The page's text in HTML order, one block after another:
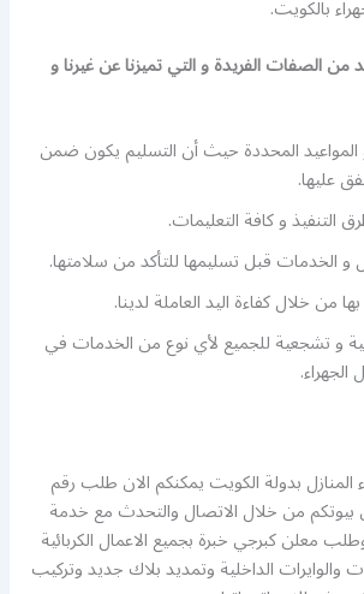
بالكويت.
الصفات الفريدة و التي تميزنا عن غيرنا و
و المواعيد المحددة حيث أن التسليم يكون ضمن
عليها.
التنفيذ و كافة التعليمات.
الخدمات قبل تسليمها للتأكد من سلامتها.
من خلال كفاءة اليد العاملة لدينا.
و تشجعية للجميع لأي نوع من الخدمات في
بدولة الكويت يمكنكم الان طلب رقم
من خلال الاتصال والتحدث مع خدمة
معلن كبرجي خبرة بجميع الاعمال الكربائية
والوايرات الداخلية وتمديد بلاك جديد وتركيب